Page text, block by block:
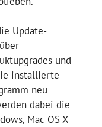
Update-
und
installierte
neu
dabei die
Mac OS X